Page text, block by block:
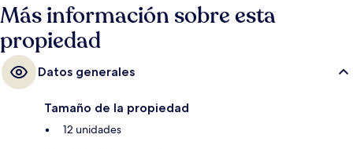
Más información sobre esta
propiedad
Datos generales
Tamaño de la propiedad
12 unidades